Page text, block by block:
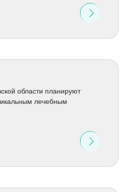
области планируют
лечебным